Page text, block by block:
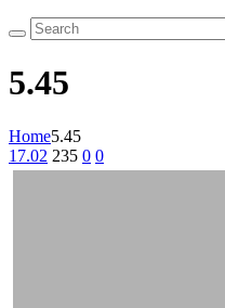
5.45
Home5.45
17.02 235 0 0